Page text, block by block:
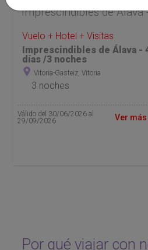
Imprescindibles de
Vuelo + Hotel + Visitas
Imprescindibles de Álava -
días /3 noches
Vitoria-Gasteiz, Vitoria
3 noches
Válido del 30/06/2026 al
29/09/2026
Ver más
Por qué viajar con